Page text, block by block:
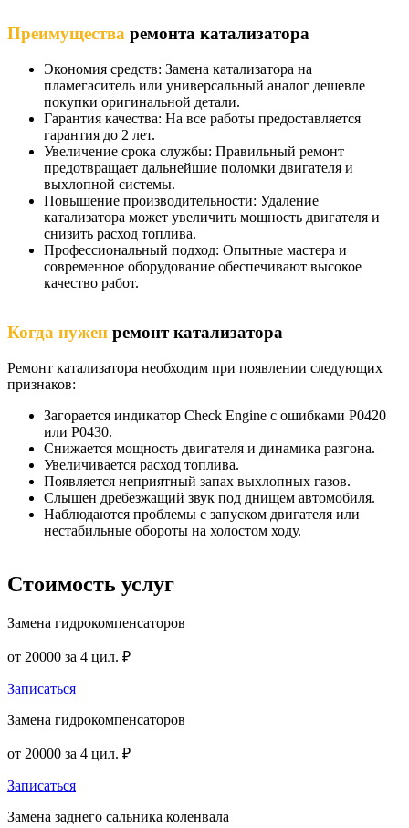
Преимущества ремонта катализатора
Экономия средств: Замена катализатора на
пламегаситель или универсальный аналог дешевле
покупки оригинальной детали.
Гарантия качества: На все работы предоставляется
гарантия до 2 лет.
Увеличение срока службы: Правильный ремонт
предотвращает дальнейшие поломки двигателя и
выхлопной системы.
Повышение производительности: Удаление
катализатора может увеличить мощность двигателя и
снизить расход топлива.
Профессиональный подход: Опытные мастера и
современное оборудование обеспечивают высокое
качество работ.
Когда нужен ремонт катализатора
Ремонт катализатора необходим при появлении следующих
признаков:
Загорается индикатор Check Engine с ошибками P0420
или P0430.
Снижается мощность двигателя и динамика разгона.
Увеличивается расход топлива.
Появляется неприятный запах выхлопных газов.
Слышен дребезжащий звук под днищем автомобиля.
Наблюдаются проблемы с запуском двигателя или
нестабильные обороты на холостом ходу.
Стоимость услуг
Замена гидрокомпенсаторов
от 20000 за 4 цил. ₽
Записаться
Замена гидрокомпенсаторов
от 20000 за 4 цил. ₽
Записаться
Замена заднего сальника коленвала